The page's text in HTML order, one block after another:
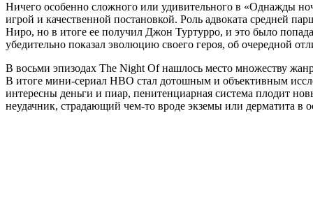
Ничего особенно сложного или удивительного в «Однажды
игрой и качественной постановкой. Роль адвоката средней
Ниро, но в итоге ее получил Джон Туртурро, и это было
убедительно показал эволюцию своего героя, об очередной
В восьми эпизодах The Night Of нашлось место множеству
В итоге мини-сериал HBO стал дотошным и объективным
интересны деньги и пиар, пенитенциарная система плодит
неудачник, страдающий чем-то вроде экземы или дерматита в